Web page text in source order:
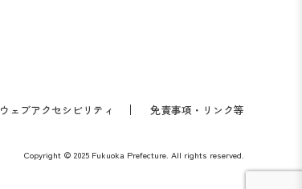
ウェブアクセシビリティ 免責事項・リンク等
Copyright © 2025 Fukuoka Prefecture. All rights reserved.